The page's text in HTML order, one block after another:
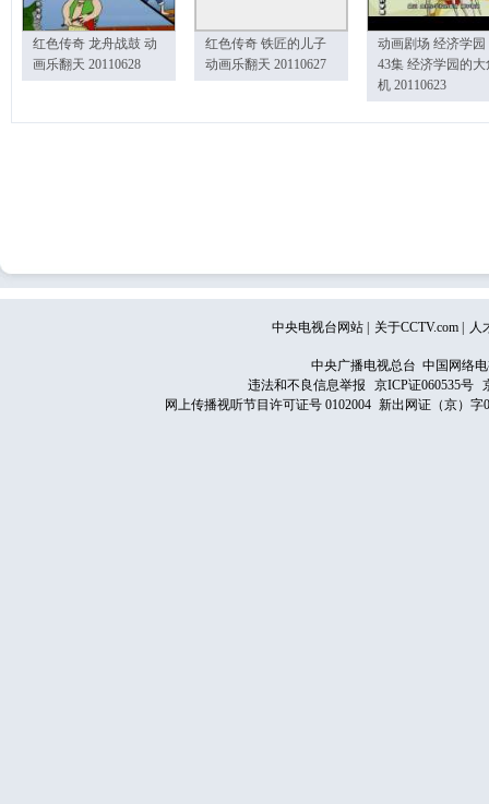
红色传奇 龙舟战鼓 动
画乐翻天 20110628
红色传奇 铁匠的儿子
动画乐翻天 20110627
动画剧场 经济学园
43集 经济学园的大
机 20110623
中央电视台网站 关于CCTV.com 人
中央广播电视总台 中国网络
违法和不良信息举报
京ICP证060535号
网上传播视听节目许可证号 0102004 新出网证（京）